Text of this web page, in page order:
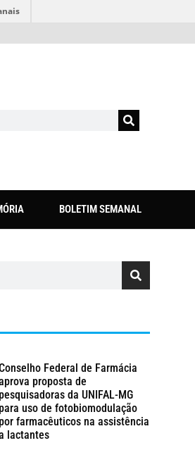
BOLETIM SEMANAL
Federal de Farmácia
proposta de
pesquisadoras da UNIFAL-MG
para uso de fotobiomodulação
por farmacêuticos na assistência
lactantes